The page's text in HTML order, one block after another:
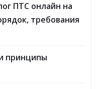
ПТС онлайн на
требования
принципы